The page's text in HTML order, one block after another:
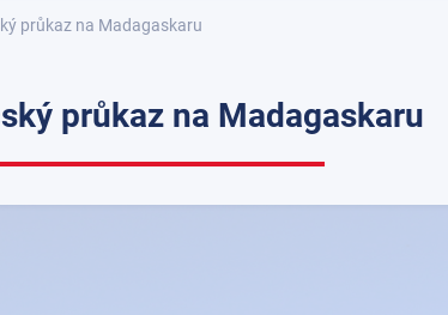
průkaz na Madagaskaru
průkaz na Madagaskaru